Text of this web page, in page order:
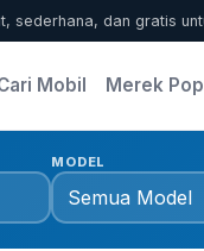
sederhana, dan gratis
Mobil Merek
MODEL